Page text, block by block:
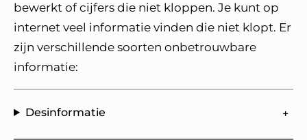
bewerkt of cijfers die niet kloppen. Je kunt op
internet veel informatie vinden die niet klopt. Er
zijn verschillende soorten onbetrouwbare
informatie:
Desinformatie